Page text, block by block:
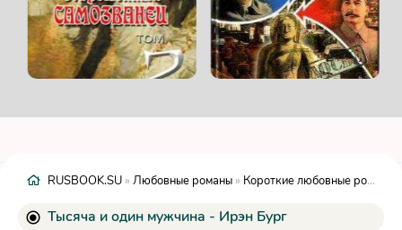
RUSBOOK.SU » Любовные романы » Короткие любовные романы
Тысяча и один мужчина - Ирэн Бург